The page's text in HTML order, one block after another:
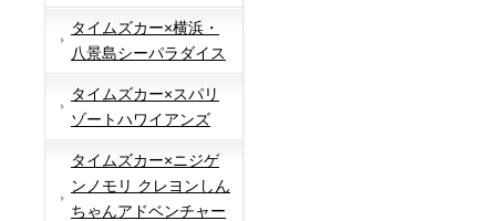
タイムズカー×横浜・
八景島シーパラダイス
タイムズカー×スパリ
ゾートハワイアンズ
タイムズカー×ニジゲ
ンノモリ クレヨンしん
ちゃんアドベンチャー